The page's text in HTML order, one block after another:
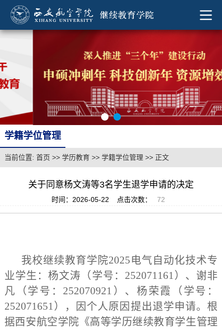
学籍学位管理
当前位置: 首页 >> 学历教育>> 学籍学位管理 >> 正文
关于同意杨文涛等3名学生退学申请的决定
时间：2026-05-22 点击次数： 72
我校继续教育学院2025电气自动化技术专
业学生：杨文涛（学号：252071161）、谢非
凡（学号：252070921）、杨荣霞（学号：
252071651），因个人原因提出退学申请。根
据西安航空学院《高等学历继续教育学生管理